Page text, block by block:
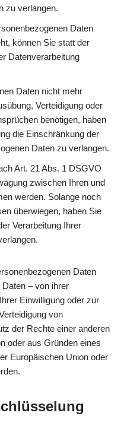
zu verlangen.
Daten
können Sie statt der
Datenverarbeitung
Daten nicht mehr
Verteidigung oder
benötigen, haben
die Einschränkung der
Daten zu verlangen.
Art. 21 Abs. 1 DSGVO
zwischen Ihren und
werden. Solange noch
überwiegen, haben Sie
Verarbeitung Ihrer
Daten
– von ihrer
Einwilligung oder zur
von
der Rechte einer anderen
oder aus Gründen eines
Europäischen Union oder